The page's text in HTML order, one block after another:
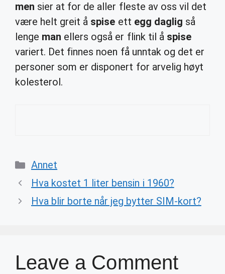
men sier at for de aller fleste av oss vil det
være helt greit å spise ett egg daglig så
lenge man ellers også er flink til å spise
variert. Det finnes noen få unntak og det er
personer som er disponert for arvelig høyt
kolesterol.
Categories
Annet
Hva kostet 1 liter bensin i 1960?
Hva blir borte når jeg bytter SIM-kort?
Leave a Comment